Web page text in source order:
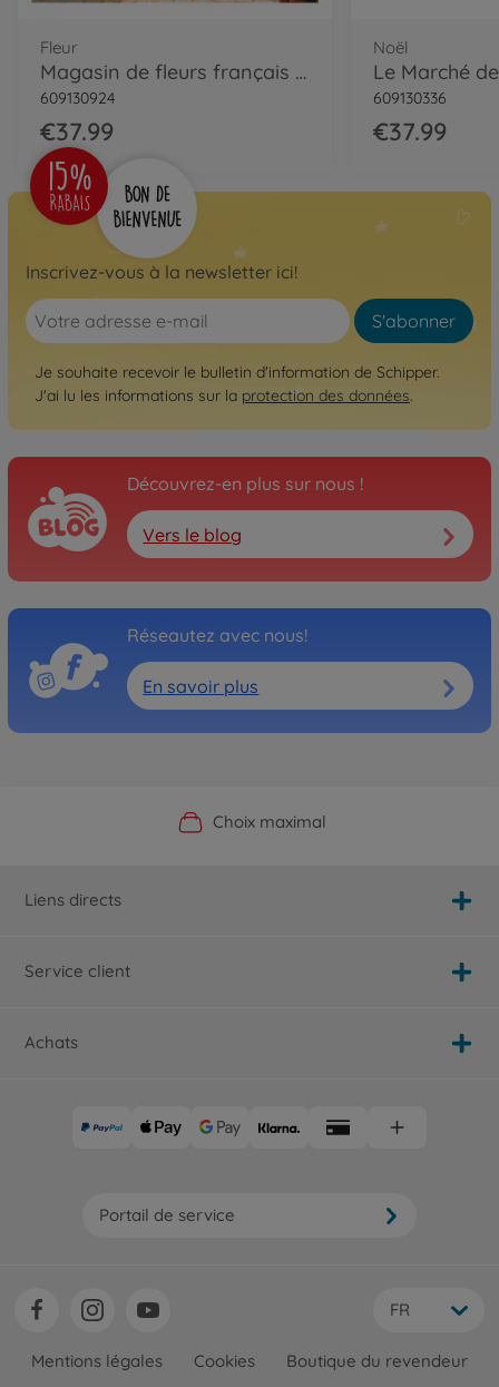
Fleur
Magasin de fleurs français Peinture par numéros
609130924
€37.99
Noël
609130336
€37.99
Inscrivez-vous à la newsletter ici!
S'abonner
Je souhaite recevoir le bulletin d'information de Schipper.
J'ai lu les informations sur la protection des données.
Découvrez-en plus sur nous !
Vers le blog
Réseautez avec nous!
En savoir plus
Boutique officielle du fabricant
Choix maximal
Service personnalisé
Livraison rapide
Liens directs
Service client
Achats
Portail de service
FR
Mentions légales Cookies Boutique du revendeur